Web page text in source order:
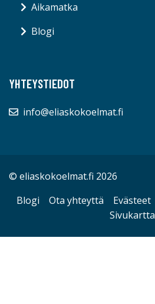
Aikamatka
Blogi
YHTEYSTIEDOT
info@eliaskokoelmat.fi
© eliaskokoelmat.fi 2026
Blogi
Ota yhteyttä Evästeet
Sivukartta